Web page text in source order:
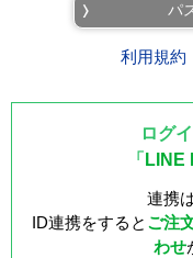
パ
利用規約
ログ
「 LINE
連携
ID連携をすると ご注
わせ